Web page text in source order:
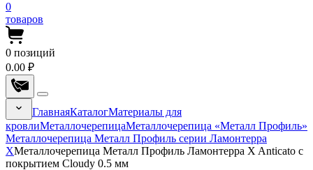
0
товаров
0 позиций
0.00 ₽
ГлавнаяКаталогМатериалы для
кровлиМеталлочерепицаМеталлочерепица «Металл Профиль»
Металлочерепица Металл Профиль серии Ламонтерра
ХМеталлочерепица Металл Профиль Ламонтерра X Anticato с
покрытием Cloudy 0.5 мм